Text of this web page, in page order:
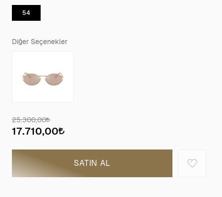
54
Diğer Seçenekler
25.300,00
17.710,00
SATIN AL